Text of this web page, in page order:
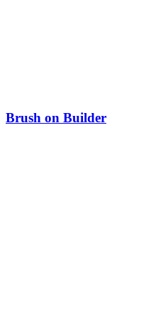
Brush on Builder